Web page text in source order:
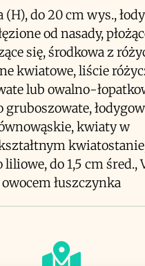
(H), do 20 cm wys.,
od nasady,
się, środkowa z
kwiatowe, liście
lub owalno-
gruboszowate,
kwiaty w
liliowe, do 1,5 cm śred.,
owocem łuszczynka